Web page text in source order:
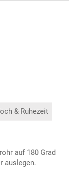
& Ruhezeit
auf 180 Grad
auslegen.